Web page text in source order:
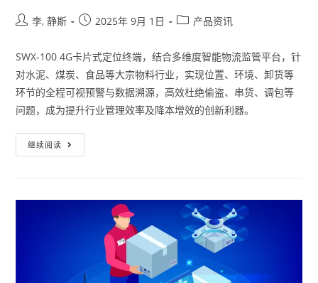
李, 静斯 2025年 9月 1日 产品资讯
SWX-100 4G卡片式定位终端，结合多维度智能物流监管平台，针
对水泥、煤炭、食品等大宗物料行业，实现位置、环境、卸货等
环节的全程可视预警与数据溯源，高效杜绝偷盗、串货、调包等
问题，成为提升行业管理效率及降本增效的创新利器。
继续阅读